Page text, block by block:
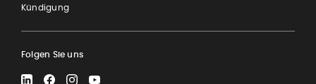
Kündigung
Folgen Sie uns
LinkedInFacebookInstagramYouTube